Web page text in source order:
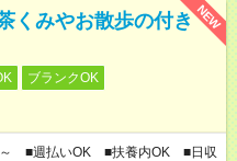
NEW
くみやお散歩の付き
ブランクOK
～ ■週払いOK ■扶養内OK ■日収